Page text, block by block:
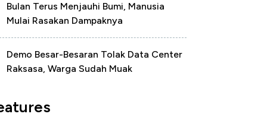
Bulan Terus Menjauhi Bumi, Manusia
Mulai Rasakan Dampaknya
Demo Besar-Besaran Tolak Data Center
Raksasa, Warga Sudah Muak